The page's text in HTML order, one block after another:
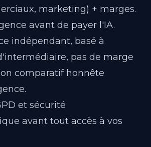
marketing) + marges.
avant de payer l'IA.
indépendant, basé à
pas de marge
comparatif honnête
.
et sécurité
avant tout accès à vos